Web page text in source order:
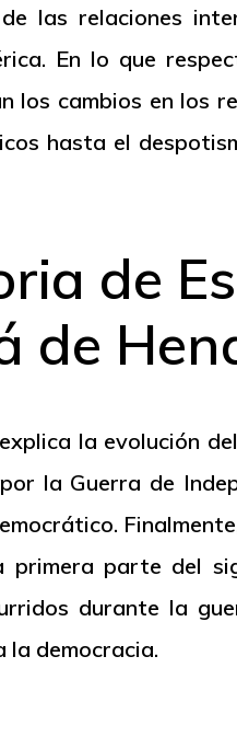
las relaciones
En lo que
los cambios en los
hasta el
de
de
la evolución
la Guerra de
primera parte del
durante la
la democracia.